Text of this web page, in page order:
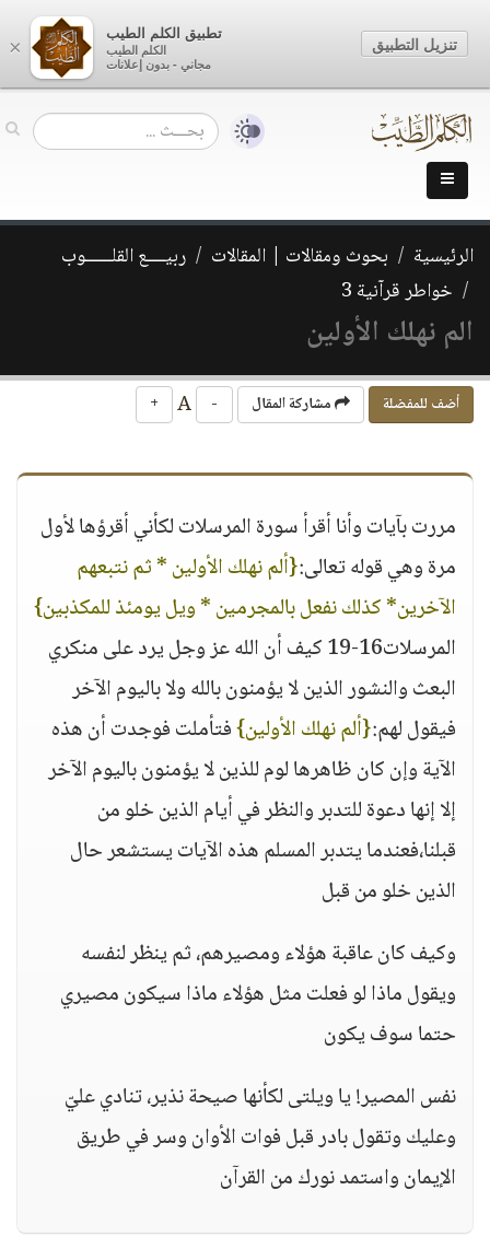
الرئيسية بحوث ومقالات | المقالات
ربيــــع القلــــــوب
خواطر قرآنية 3
الم نهلك الأولين
أضف للمفضلة مشاركة المقال -
+
مررت بآيات وأنا أقرأ سورة المرسلات لكأني أقرؤها لأول
مرة وهي قوله تعالى:{ألم نهلك الأولين * ثم نتبعهم
الآخرين* كذلك نفعل بالمجرمين * ويل يومئذ للمكذبين}
المرسلات16-19 كيف أن الله عز وجل يرد على منكري
البعث والنشور الذين لا يؤمنون بالله ولا باليوم الآخر
فيقول لهم:{ألم نهلك الأولين}فتأملت فوجدت أن هذه
الآية وإن كان ظاهرها لوم للذين لا يؤمنون باليوم الآخر
إلا إنها دعوة للتدبر والنظر في أيام الذين خلو من
قبلنا،فعندما يتدبر المسلم هذه الآيات يستشعر حال
الذين خلو من قبل
وكيف كان عاقبة هؤلاء ومصيرهم، ثم ينظر لنفسه
ويقول ماذا لو فعلت مثل هؤلاء ماذا سيكون مصيري
حتما سوف يكون
نفس المصير! يا ويلتى لكأنها صيحة نذير، تنادي عليّ
وعليك وتقول بادر قبل فوات الأوان وسر في طريق
الإيمان واستمد نورك من القرآن
×
تطبيق الكلم الطيب
الكلم الطيب
مجاني - بدون إعلانات
تنزيل التطبيق